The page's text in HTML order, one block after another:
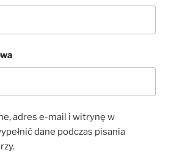
adres e-mail i witrynę w
dane podczas pisania